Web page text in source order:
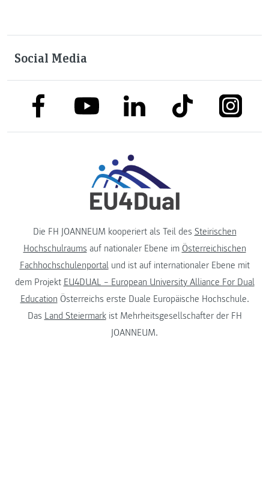
Social Media
link to facebooklink to youtubelink to linkedinlink to tiktok
Die FH JOANNEUM kooperiert als Teil des Steirischen
Hochschulraums auf nationaler Ebene im Österreichischen
Fachhochschulenportalund ist auf internationaler Ebene mit
dem Projekt EU4DUAL – European University Alliance For Dual
Education Österreichs erste Duale Europäische Hochschule.
Das Land Steiermarkist Mehrheitsgesellschafter der FH
JOANNEUM.